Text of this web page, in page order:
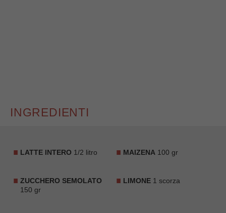
INGREDIENTI
LATTE INTERO 1/2 litro MAIZENA 100 gr
ZUCCHERO SEMOLATO
150 gr
LIMONE 1 scorza